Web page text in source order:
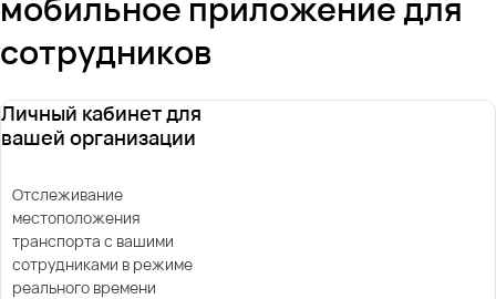
сотрудников
Личный кабинет для
вашей организации
Отслеживание
местоположения
транспорта с вашими
сотрудниками в режиме
реального времени